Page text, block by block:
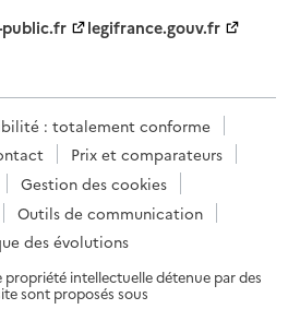
public.fr
legifrance.gouv.fr
: totalement conforme
Prix et comparateurs
Gestion des cookies
Outils de communication
des évolutions
intellectuelle détenue par des
sont proposés sous